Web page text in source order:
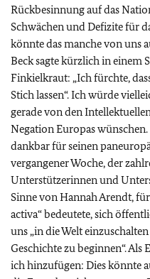
Rückbesinnung auf das
Schwächen und Defizite für
könnte das manche von uns
Beck sagte kürzlich in einem
Finkielkraut: „Ich fürchte,
Stich lassen“. Ich würde
gerade von den
Negation Europas
dankbar für seinen
vergangener Woche, der
Unterstützerinnen und
Sinne von Hannah Arendt,
activa“ bedeutete, sich
uns „in die Welt
Geschichte zu beginnen“.
ich hinzufügen: Dies könnte